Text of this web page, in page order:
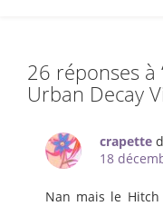
26 réponses à
Urban Decay
crapette
18
Nan mais le